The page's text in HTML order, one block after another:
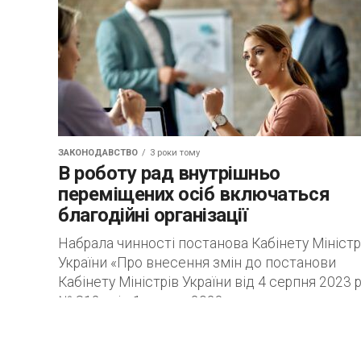
ЗАКОНОДАВСТВО 3 роки тому
В роботу рад внутрішньо
переміщених осіб включаться
благодійні організації
Набрала чинності постанова Кабінету
України «Про внесення змін до постанови
Кабінету Міністрів України від 4 серпня 2023
№ 812» від 1 грудня 2023 р....